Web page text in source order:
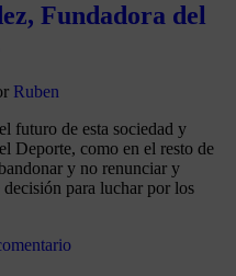
Fundadora del
Ruben
futuro de esta sociedad y
Deporte, como en el resto de
y no renunciar y
para luchar por los